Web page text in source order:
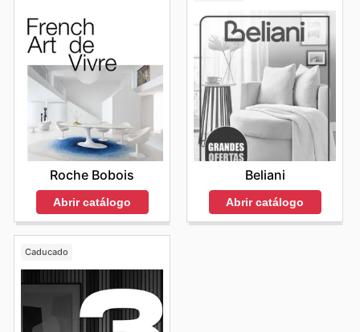
Roche Bobois
Abrir catálogo
Beliani
Abrir catálogo
Caducado